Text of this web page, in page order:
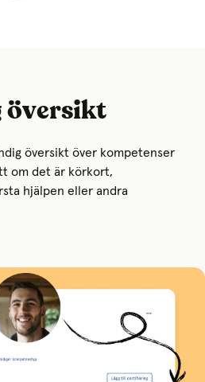
översikt
översikt över kompetenser
om det är körkort,
hjälpen eller andra